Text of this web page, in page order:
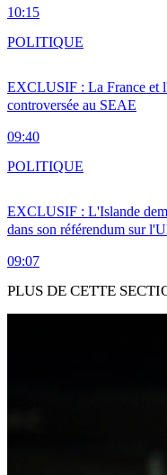
10:15
EXCLUSIF : La France et
controversée au SEAE
09:40
POLITIQUE
EXCLUSIF : L'Islande
dans son référendum sur
09:07
POLITIQUE
PLUS DE CETTE